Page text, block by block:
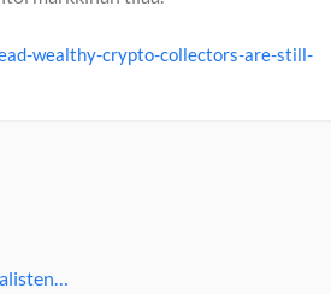
wealthy-crypto-collectors-are-still-